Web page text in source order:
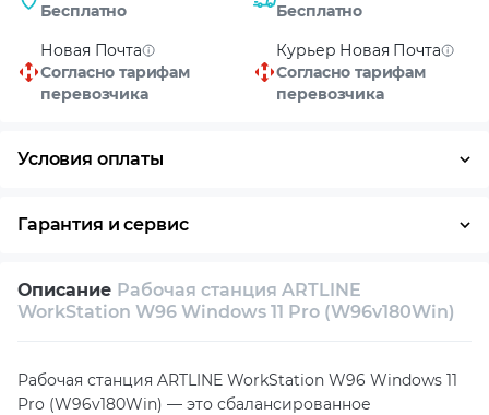
Бесплатно
Бесплатно
Новая Почта
Согласно тарифам
перевозчика
Курьер Новая Почта
Согласно тарифам
перевозчика
Условия оплаты
Гарантия и сервис
Возврат и обмен в течение 14 дней
Техническая поддержка Консультация
Описание Рабочая станция ARTLINE
WorkStation W96 Windows 11 Pro (W96v180Win)
Рабочая станция ARTLINE WorkStation W96 Windows 11
Pro (W96v180Win) — это сбалансированное